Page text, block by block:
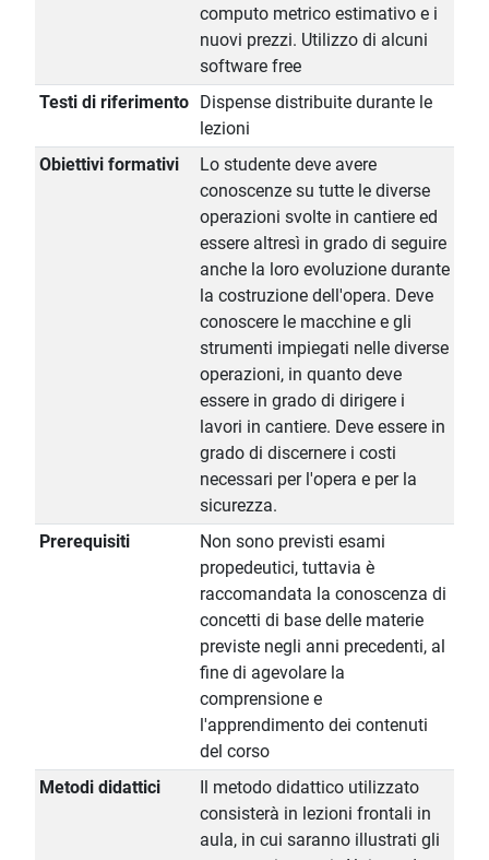
computo metrico estimativo e i
nuovi prezzi. Utilizzo di alcuni
software free
Testi di riferimento
Dispense distribuite durante le
lezioni
Obiettivi formativi
Lo studente deve avere
conoscenze su tutte le diverse
operazioni svolte in cantiere ed
essere altresì in grado di seguire
anche la loro evoluzione durante
la costruzione dell'opera. Deve
conoscere le macchine e gli
strumenti impiegati nelle diverse
operazioni, in quanto deve
essere in grado di dirigere i
lavori in cantiere. Deve essere in
grado di discernere i costi
necessari per l'opera e per la
sicurezza.
Prerequisiti
Non sono previsti esami
propedeutici, tuttavia è
raccomandata la conoscenza di
concetti di base delle materie
previste negli anni precedenti, al
fine di agevolare la
comprensione e
l'apprendimento dei contenuti
del corso
Metodi didattici
Il metodo didattico utilizzato
consisterà in lezioni frontali in
aula, in cui saranno illustrati gli